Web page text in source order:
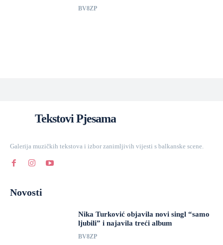
BV8ZP
Tekstovi Pjesama
Galerija muzičkih tekstova i izbor zanimljivih vijesti s balkanske scene.
Novosti
Nika Turković objavila novi singl “samo
ljubili” i najavila treći album
BV8ZP